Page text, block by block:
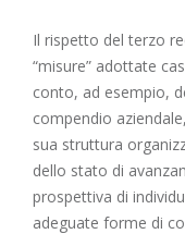
Il rispetto del terzo
“misure” adottate
conto, ad esempio,
compendio
sua struttura
dello stato di
prospettiva di
adeguate forme di